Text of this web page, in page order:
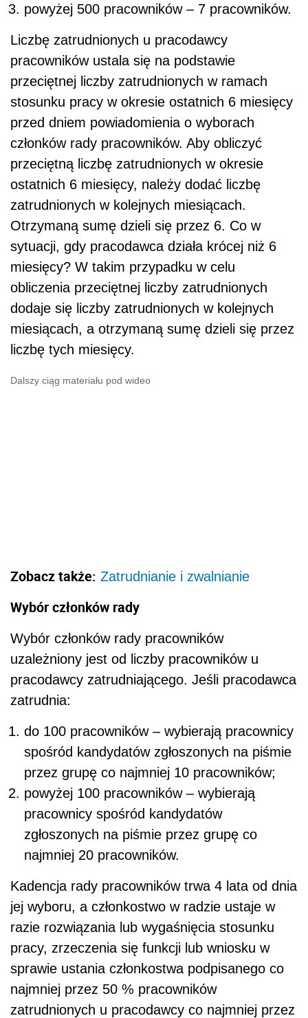
powyżej 500 pracowników – 7 pracowników.
Liczbę zatrudnionych u pracodawcy
pracowników ustala się na podstawie
przeciętnej liczby zatrudnionych w ramach
stosunku pracy w okresie ostatnich 6 miesięcy
przed dniem powiadomienia o wyborach
członków rady pracowników. Aby obliczyć
przeciętną liczbę zatrudnionych w okresie
ostatnich 6 miesięcy, należy dodać liczbę
zatrudnionych w kolejnych miesiącach.
Otrzymaną sumę dzieli się przez 6. Co w
sytuacji, gdy pracodawca działa krócej niż 6
miesięcy? W takim przypadku w celu
obliczenia przeciętnej liczby zatrudnionych
dodaje się liczby zatrudnionych w kolejnych
miesiącach, a otrzymaną sumę dzieli się przez
liczbę tych miesięcy.
Dalszy ciąg materiału pod wideo
Zobacz także: Zatrudnianie i zwalnianie
Wybór członków rady
Wybór członków rady pracowników
uzależniony jest od liczby pracowników u
pracodawcy zatrudniającego. Jeśli pracodawca
zatrudnia:
do 100 pracowników – wybierają pracownicy
spośród kandydatów zgłoszonych na piśmie
przez grupę co najmniej 10 pracowników;
powyżej 100 pracowników – wybierają
pracownicy spośród kandydatów
zgłoszonych na piśmie przez grupę co
najmniej 20 pracowników.
Kadencja rady pracowników trwa 4 lata od dnia
jej wyboru, a członkostwo w radzie ustaje w
razie rozwiązania lub wygaśnięcia stosunku
pracy, zrzeczenia się funkcji lub wniosku w
sprawie ustania członkostwa podpisanego co
najmniej przez 50 % pracowników
zatrudnionych u pracodawcy co najmniej przez